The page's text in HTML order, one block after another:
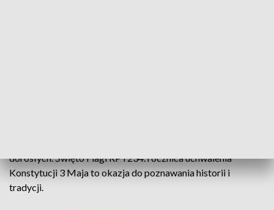
dorosłych. Święto Flagi RP i 234. rocznica uchwalenia
Konstytucji 3 Maja to okazja do poznawania historii i
tradycji.